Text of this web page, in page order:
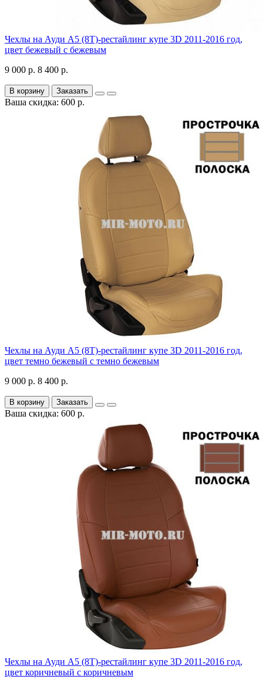
Чехлы на Ауди А5 (8Т)-рестайлинг купе 3D 2011-2016 год,
цвет бежевый с бежевым
9 000 р. 8 400 р.
В корзину Заказать
Ваша скидка: 600 р.
Чехлы на Ауди А5 (8Т)-рестайлинг купе 3D 2011-2016 год,
цвет темно бежевый с темно бежевым
9 000 р. 8 400 р.
В корзину Заказать
Ваша скидка: 600 р.
Чехлы на Ауди А5 (8Т)-рестайлинг купе 3D 2011-2016 год,
цвет коричневый с коричневым